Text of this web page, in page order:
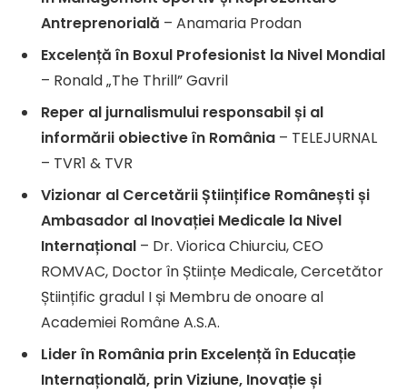
Antreprenorială – Anamaria Prodan
Excelență în Boxul Profesionist la Nivel Mondial
– Ronald „The Thrill” Gavril
Reper al jurnalismului responsabil și al
informării obiective în România – TELEJURNAL
– TVR1 & TVR
Vizionar al Cercetării Științifice Românești și
Ambasador al Inovației Medicale la Nivel
Internațional – Dr. Viorica Chiurciu, CEO
ROMVAC, Doctor în Științe Medicale, Cercetător
Științific gradul I și Membru de onoare al
Academiei Române A.S.A.
Lider în România prin Excelență în Educație
Internațională, prin Viziune, Inovație și